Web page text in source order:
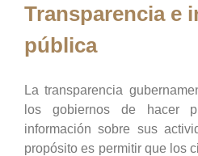
Transparencia e
pública
La transparencia
los gobiernos de hacer
información sobre sus
propósito es permitir que los